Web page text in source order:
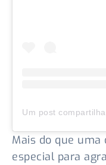
Mais do que
especial para